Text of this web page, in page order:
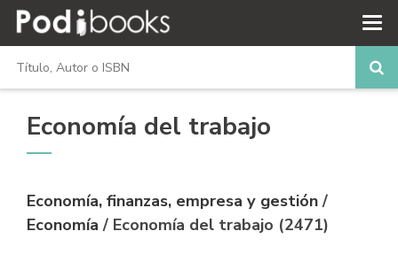
Economía del trabajo
Economía, finanzas, empresa y gestión/
Economía/ Economía del trabajo (2471)